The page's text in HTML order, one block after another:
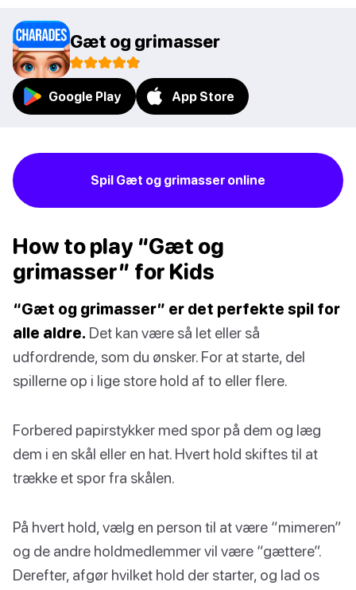
Gæt og grimasser
Google Play App Store
Spil Gæt og grimasser online
How to play “Gæt og
grimasser” for Kids
“Gæt og grimasser” er det perfekte spil for
alle aldre. Det kan være så let eller så
udfordrende, som du ønsker. For at starte, del
spillerne op i lige store hold af to eller flere.
Forbered papirstykker med spor på dem og læg
dem i en skål eller en hat. Hvert hold skiftes til at
trække et spor fra skålen.
På hvert hold, vælg en person til at være “mimeren”
og de andre holdmedlemmer vil være “gættere”.
Derefter, afgør hvilket hold der starter, og lad os